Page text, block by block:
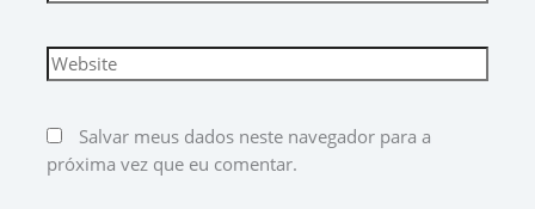
Salvar meus dados neste navegador para a
próxima vez que eu comentar.